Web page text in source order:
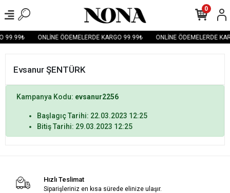
99.99₺ ONLİNE ÖDEMELERDE KARGO 99.99₺ ONLİNE ÖDEMELERDE
0
Evsanur ŞENTÜRK
Kampanya Kodu: evsanur2256
Başlagıç Tarihi: 22.03.2023 12:25
Bitiş Tarihi: 29.03.2023 12:25
Hızlı Teslimat
Siparişleriniz en kısa sürede elinize ulaşır.